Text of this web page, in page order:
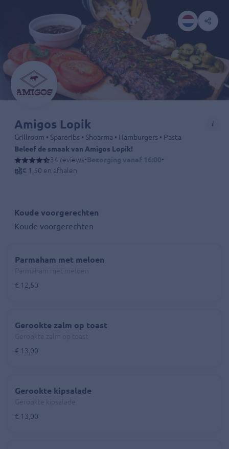
Amigos Lopik
Grillroom • Spareribs • Shoarma • Hamburgers • Pasta
Beleef de smaak van Amigos Lopik!
Ontdek een wereld vol verrukkelijke gerechten bij Amigos Lopik,
34 reviews•
•
€ 1,50 en afhalen
Koude voorgerechten
Koude voorgerechten
Parmaham met meloen
€ 12,50
Gerookte zalm op toast
€ 13,00
Gerookte kipsalade
€ 13,00